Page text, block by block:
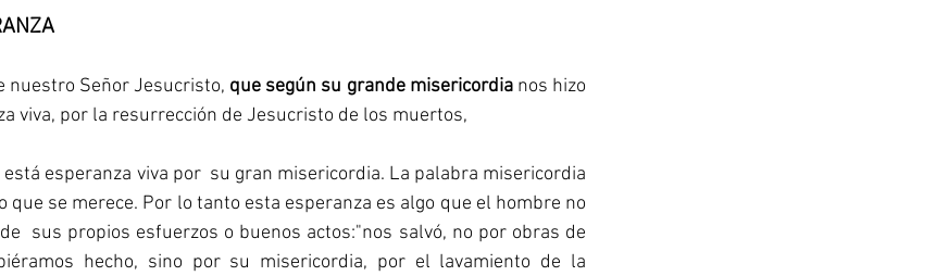
nuestro Señor Jesucristo, que según su grande misericordia nos hizo
viva, por la resurrección de Jesucristo de los muertos,
está esperanza viva por  su gran misericordia. La palabra misericordia
que se merece. Por lo tanto esta esperanza es algo que el hombre no
sus propios esfuerzos o buenos actos:"nos salvó, no por obras de
hecho, sino por su misericordia, por el lavamiento de la